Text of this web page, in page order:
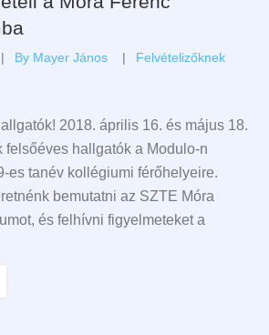
By Mayer János
Felvételizőknek
2018. április 16. és május 18.
felsőéves hallgatók a Modulo-n
es tanév kollégiumi férőhelyeire.
bemutatni az SZTE Móra
és felhívni figyelmeteket a